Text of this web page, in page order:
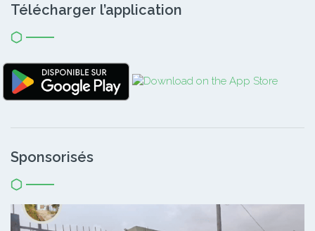
Télécharger l’application
Sponsorisés